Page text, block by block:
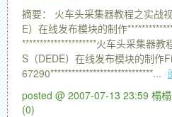
摘要： 火车头采集器教程之实
E）在线发布模块的制作
*********************火车头采集器
S（DEDE）在线发布模块的制作
67290*****************************...
posted @ 2007-07-13 23:59 榻
(0)